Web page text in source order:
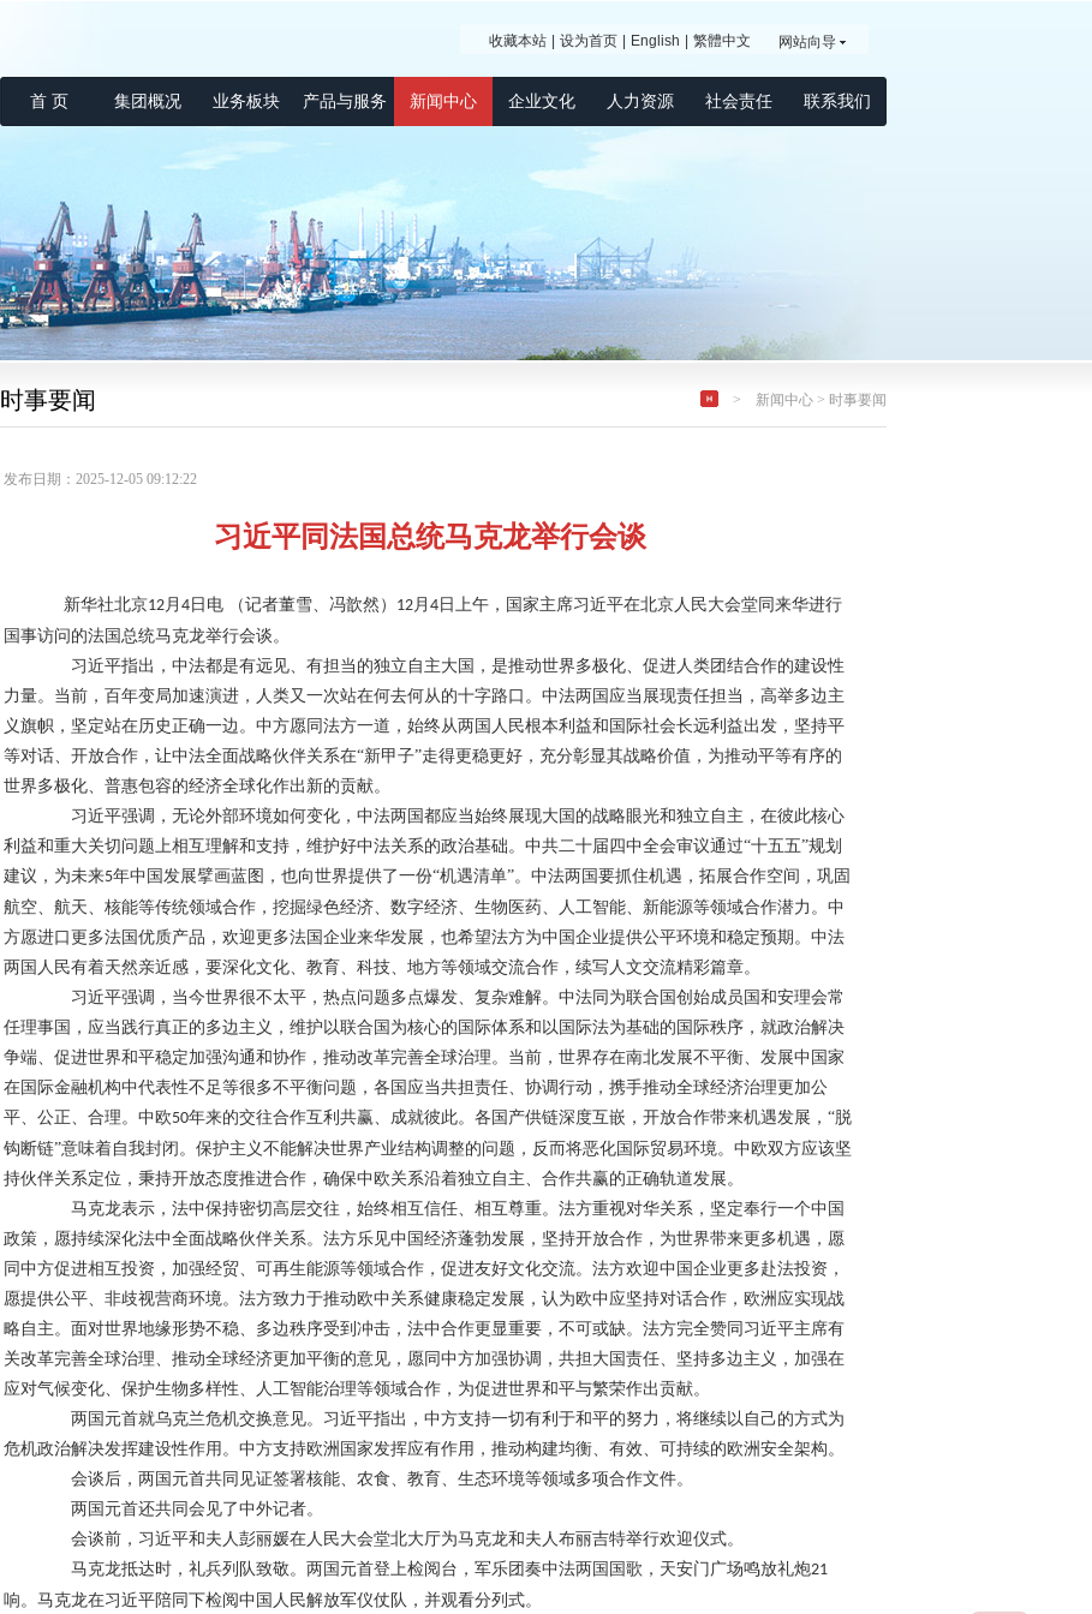
首 页 集团概况 业务板块 产品与服务 新闻中心 企业文化 人力资源 社会责任 联系我们
收藏本站 设为首页 English 繁體中文 网站向导
时事要闻 > 新闻中心 > 时事要闻
发布日期：2025-12-05 09:12:22
习近平同法国总统马克龙举行会谈
新华社北京12月 4 日电 （记者董雪、冯歆然） 12月 4 日上午，国家主席习近平在北京人民大会堂同来华进行
国事访问的法国总统马克龙举行会谈。
习近平指出，中法都是有远见、有担当的独立自主大国，是推动世界多极化、促进人类团结合作的建设性
力量。当前，百年变局加速演进，人类又一次站在何去何从的十字路口。中法两国应当展现责任担当，高举多边主
义旗帜，坚定站在历史正确一边。中方愿同法方一道，始终从两国人民根本利益和国际社会长远利益出发，坚持平
等对话、开放合作，让中法全面战略伙伴关系在“新甲子”走得更稳更好，充分彰显其战略价值，为推动平等有序的
世界多极化、普惠包容的经济全球化作出新的贡献。
习近平强调，无论外部环境如何变化，中法两国都应当始终展现大国的战略眼光和独立自主，在彼此核心
利益和重大关切问题上相互理解和支持，维护好中法关系的政治基础。中共二十届四中全会审议通过“十五五”规划
建议，为未来5年中国发展擘画蓝图，也向世界提供了一份“机遇清单”。中法两国要抓住机遇，拓展合作空间，巩固
航空、航天、核能等传统领域合作，挖掘绿色经济、数字经济、生物医药、人工智能、新能源等领域合作潜力。中
方愿进口更多法国优质产品，欢迎更多法国企业来华发展，也希望法方为中国企业提供公平环境和稳定预期。中法
两国人民有着天然亲近感，要深化文化、教育、科技、地方等领域交流合作，续写人文交流精彩篇章。
习近平强调，当今世界很不太平，热点问题多点爆发、复杂难解。中法同为联合国创始成员国和安理会常
任理事国，应当践行真正的多边主义，维护以联合国为核心的国际体系和以国际法为基础的国际秩序，就政治解决
争端、促进世界和平稳定加强沟通和协作，推动改革完善全球治理。当前，世界存在南北发展不平衡、发展中国家
在国际金融机构中代表性不足等很多不平衡问题，各国应当共担责任、协调行动，携手推动全球经济治理更加公
平、公正、合理。中欧50年来的交往合作互利共赢、成就彼此。各国产供链深度互嵌，开放合作带来机遇发展，“脱
钩断链”意味着自我封闭。保护主义不能解决世界产业结构调整的问题，反而将恶化国际贸易环境。中欧双方应该坚
持伙伴关系定位，秉持开放态度推进合作，确保中欧关系沿着独立自主、合作共赢的正确轨道发展。
马克龙表示，法中保持密切高层交往，始终相互信任、相互尊重。法方重视对华关系，坚定奉行一个中国
政策，愿持续深化法中全面战略伙伴关系。法方乐见中国经济蓬勃发展，坚持开放合作，为世界带来更多机遇，愿
同中方促进相互投资，加强经贸、可再生能源等领域合作，促进友好文化交流。法方欢迎中国企业更多赴法投资，
愿提供公平、非歧视营商环境。法方致力于推动欧中关系健康稳定发展，认为欧中应坚持对话合作，欧洲应实现战
略自主。面对世界地缘形势不稳、多边秩序受到冲击，法中合作更显重要，不可或缺。法方完全赞同习近平主席有
关改革完善全球治理、推动全球经济更加平衡的意见，愿同中方加强协调，共担大国责任、坚持多边主义，加强在
应对气候变化、保护生物多样性、人工智能治理等领域合作，为促进世界和平与繁荣作出贡献。
两国元首就乌克兰危机交换意见。习近平指出，中方支持一切有利于和平的努力，将继续以自己的方式为
危机政治解决发挥建设性作用。中方支持欧洲国家发挥应有作用，推动构建均衡、有效、可持续的欧洲安全架构。
会谈后，两国元首共同见证签署核能、农食、教育、生态环境等领域多项合作文件。
两国元首还共同会见了中外记者。
会谈前，习近平和夫人彭丽媛在人民大会堂北大厅为马克龙和夫人布丽吉特举行欢迎仪式。
马克龙抵达时，礼兵列队致敬。两国元首登上检阅台，军乐团奏中法两国国歌，天安门广场鸣放礼炮21
响。马克龙在习近平陪同下检阅中国人民解放军仪仗队，并观看分列式。